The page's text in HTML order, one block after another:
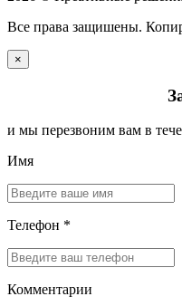
Все права защишены.
×
и мы перезвоним вам в
Имя
Телефон *
Комментарии